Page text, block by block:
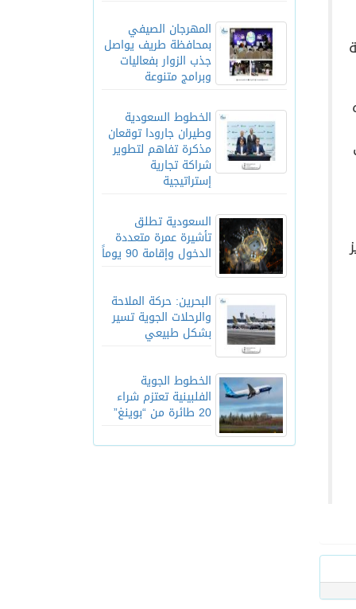
المهرجان الصيفي
بمحافظة طريف يواصل
جذب الزوار بفعاليات
وبرامج متنوعة
الخطوط السعودية
وطيران جارودا توقعان
مذكرة تفاهم لتطوير
شراكة تجارية
إستراتيجية
السعودية تطلق
تأشيرة عمرة متعددة
الدخول وإقامة 90 يوماً
البحرين: حركة الملاحة
والرحلات الجوية تسير
بشكل طبيعي
الخطوط الجوية
الفلبينية تعتزم شراء
20 طائرة من “بوينغ”